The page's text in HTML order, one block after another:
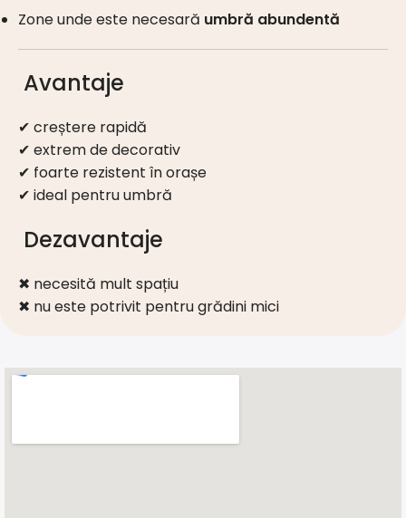
Zone unde este necesară umbră abundentă
Avantaje
✔ creștere rapidă
✔ extrem de decorativ
✔ foarte rezistent în orașe
✔ ideal pentru umbră
Dezavantaje
✖ necesită mult spațiu
✖ nu este potrivit pentru grădini mici